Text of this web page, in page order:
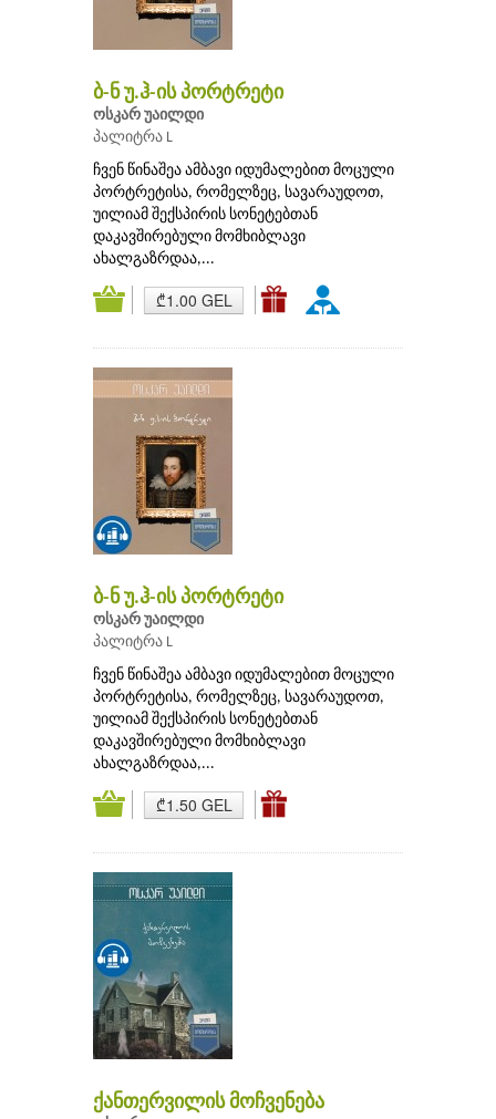
ბ-ნ უ.ჰ-ის პორტრეტი
ოსკარ უაილდი
პალიტრა L
ჩვენ წინაშეა ამბავი იდუმალებით მოცული
პორტრეტისა, რომელზეც, სავარაუდოთ,
უილიამ შექსპირის სონეტებთან
დაკავშირებული მომხიბლავი
ახალგაზრდაა,...
₾1.00 GEL
ბ-ნ უ.ჰ-ის პორტრეტი
ოსკარ უაილდი
პალიტრა L
ჩვენ წინაშეა ამბავი იდუმალებით მოცული
პორტრეტისა, რომელზეც, სავარაუდოთ,
უილიამ შექსპირის სონეტებთან
დაკავშირებული მომხიბლავი
ახალგაზრდაა,...
₾1.50 GEL
ქანთერვილის მოჩვენება